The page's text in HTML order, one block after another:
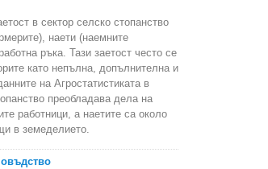
в сектор селско стопанство
наети (наемните
ръка. Тази заетост често се
като непълна, допълнителна и
на Агростатистиката в
преобладава дела на
работници, а наетите са около
в земеделието.